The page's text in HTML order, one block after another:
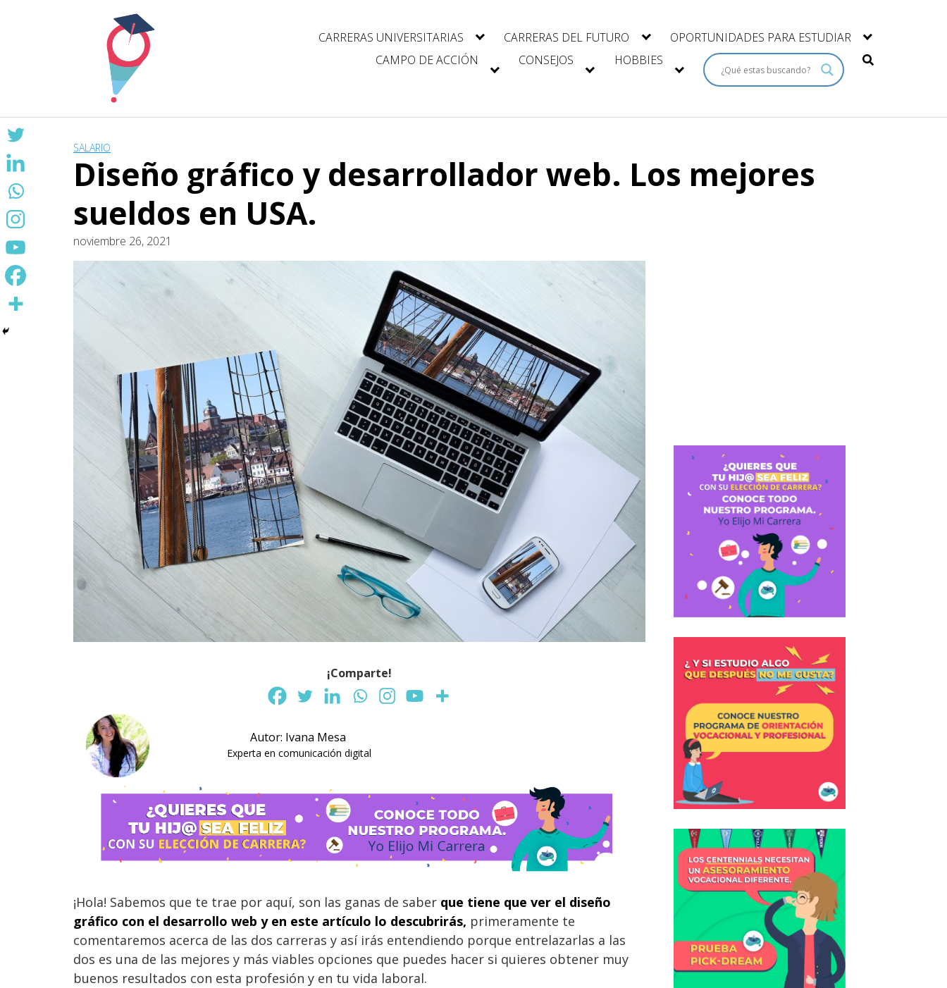
CARRERAS UNIVERSITARIAS CARRERAS DEL FUTURO
OPORTUNIDADES PARA ESTUDIAR
CAMPO DE ACCIÓN
CONSEJOS HOBBIES
SALARIO
Diseño gráfico y desarrollador web. Los mejores
sueldos en USA.
noviembre 26, 2021
¡Comparte!
Autor: Ivana Mesa
Experta en comunicación digital
¡Hola! Sabemos que te trae por aquí, son las ganas de saber que tiene que ver el diseño
gráfico con el desarrollo web y en este artículo lo descubrirás, primeramente te
comentaremos acerca de las dos carreras y así irás entendiendo porque entrelazarlas a las
dos es una de las mejores y más viables opciones que puedes hacer si quieres obtener muy
buenos resultados con esta profesión y en tu vida laboral.